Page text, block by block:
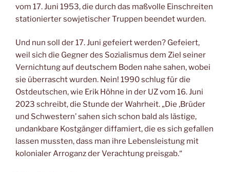
vom 17. Juni 1953, die durch das maßvolle Einschreiten
stationierter sowjetischer Truppen beendet wurden.
Und nun soll der 17. Juni gefeiert werden? Gefeiert,
weil sich die Gegner des Sozialismus dem Ziel seiner
Vernichtung auf deutschem Boden nahe sahen, wobei
sie überrascht wurden. Nein! 1990 schlug für die
Ostdeutschen, wie Erik Höhne in der UZ vom 16. Juni
2023 schreibt, die Stunde der Wahrheit. „Die ‚Brüder
und Schwestern’ sahen sich schon bald als lästige,
undankbare Kostgänger diffamiert, die es sich gefallen
lassen mussten, dass man ihre Lebensleistung mit
kolonialer Arroganz der Verachtung preisgab.“